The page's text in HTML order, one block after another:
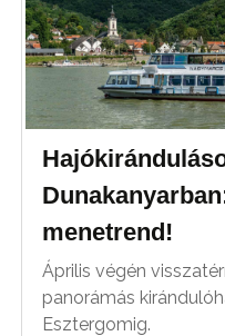
menetrend!
Április végén
panorámás
Esztergomig.